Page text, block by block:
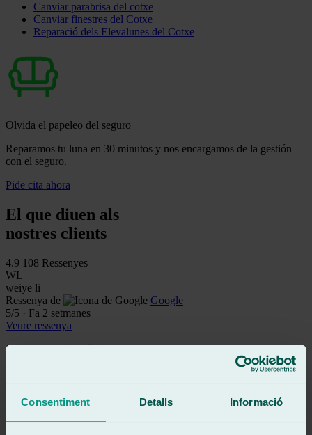
Consentiment Detalls Informació
Canviar parabrisa del cotxe
Canviar finestres del Cotxe
Reparació dels Elevalunes del Cotxe
Olvida el papeleo del seguro
Reparamos tu luna en 30 minutos y nos encargamos de la gestión
con el seguro.
Pide cita ahora
El que diuen als
nostres clients
4.9 108 Ressenyes
WL
weiye li
Ressenya de
Google
5/5 · Fa 2 setmanes
Veure ressenya
服务很好，我很满意！
david mr
5/5· Fa 2 mesos